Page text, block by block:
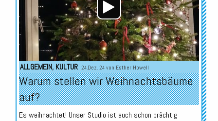
ALLGEMEIN, KULTUR 24.Dez. 24 von Esther Howell
Warum stellen wir Weihnachtsbäume
auf?
Es weihnachtet! Unser Studio ist auch schon prächtig